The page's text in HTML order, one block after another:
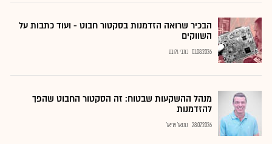
הבכיר שרואה הזדמנות בסקטור חבוט - ועוד כתבות על
השווקים
01.08.2026 כתבי גלובס
מנהל ההשקעות שבטוח: זה הסקטור החבוט שהפך
להזדמנות
28.07.2026 נתנאל אריאל